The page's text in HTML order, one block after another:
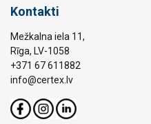
Kontakti
Mežkalna iela 11,
Rīga, LV-1058
+371 67 611882
info@certex.lv